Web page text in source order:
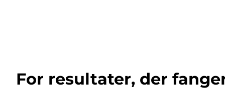
For resultater, der